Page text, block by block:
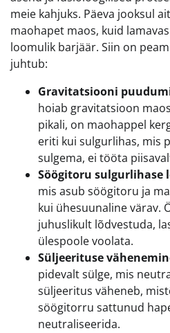
meie kahjuks. Päeva jooksul
maohapet maos, kuid
loomulik barjäär. Siin on
juhtub:
Gravitatsiooni
hoiab gravitatsioon
pikali, on maohappel
eriti kui sulgurlihas, mis
sulgema, ei tööta
Söögitoru sulgurlihase
mis asub söögitoru ja
kui ühesuunaline värav.
juhuslikult lõdvestuda,
ülespoole voolata.
Süljeerituse
pidevalt sülge, mis
süljeeritus väheneb,
söögitorru sattunud
neutraliseerida.